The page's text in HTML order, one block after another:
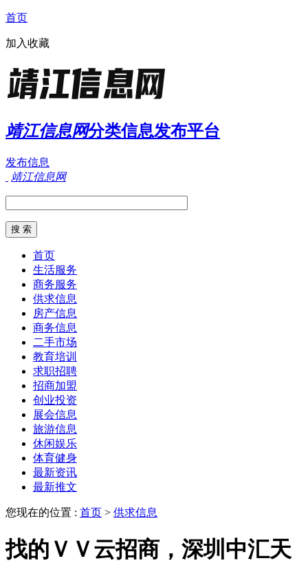
首页
加入收藏
靖江信息网分类信息发布平台
发布信息
靖江信息网
首页
生活服务
商务服务
供求信息
房产信息
商务信息
二手市场
教育培训
求职招聘
招商加盟
创业投资
展会信息
旅游信息
休闲娱乐
体育健身
最新资讯
最新推文
您现在的位置 : 首页 > 供求信息
找的ＶＶ云招商，深圳中汇天